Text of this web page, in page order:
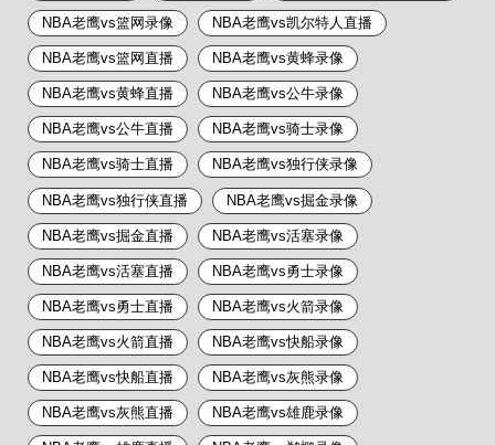
NBA老鹰vs篮网录像 NBA老鹰vs凯尔特人直播
NBA老鹰vs篮网直播 NBA老鹰vs黄蜂录像
NBA老鹰vs黄蜂直播 NBA老鹰vs公牛录像
NBA老鹰vs公牛直播 NBA老鹰vs骑士录像
NBA老鹰vs骑士直播 NBA老鹰vs独行侠录像
NBA老鹰vs独行侠直播 NBA老鹰vs掘金录像
NBA老鹰vs掘金直播 NBA老鹰vs活塞录像
NBA老鹰vs活塞直播 NBA老鹰vs勇士录像
NBA老鹰vs勇士直播 NBA老鹰vs火箭录像
NBA老鹰vs火箭直播 NBA老鹰vs快船录像
NBA老鹰vs快船直播 NBA老鹰vs灰熊录像
NBA老鹰vs灰熊直播 NBA老鹰vs雄鹿录像